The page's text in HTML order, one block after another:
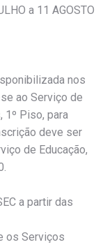
a 11 AGOSTO
nos
ao Serviço de
1º Piso, para
deve ser
de Educação,
a partir das
os Serviços